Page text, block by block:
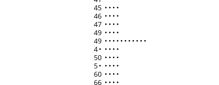
45 • • • •
46 • • • •
47 • • • •
49 • • • •
49 • • • • • • • • • • •
4• • • • •
50 • • • •
5• • • • •
60 • • • •
66 • • • •